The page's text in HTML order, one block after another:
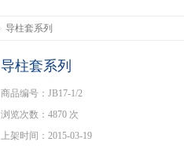
导柱套系列
导柱套系列
商品编号：JB17-1/2
浏览次数：4870 次
上架时间：2015-03-19